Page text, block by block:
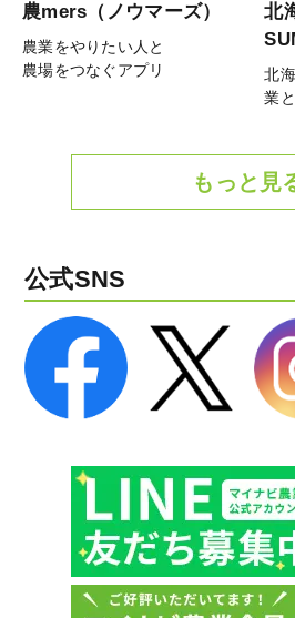
農mers（ノウマーズ）
農業をやりたい人と
農場をつなぐアプリ
北
北
業
もっと見
公式SNS